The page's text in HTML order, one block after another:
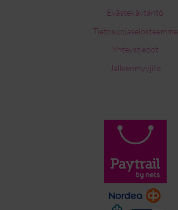
Evästekäytäntö
Tietosuojaselosteemme
Yhteystiedot
Jälleenmyyjille